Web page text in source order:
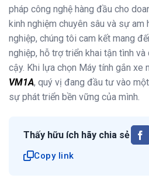
pháp công nghệ hàng đầu cho
kinh nghiệm chuyên sâu và sự am
nghiệp, chúng tôi cam kết mang
nghiệp, hỗ trợ triển khai tận tình
cậy. Khi lựa chọn Máy tính gắn xe
VM1A, quý vị đang đầu tư vào
sự phát triển bền vững của mình.
Thấy hữu ích hãy chia sẻ
Copy link